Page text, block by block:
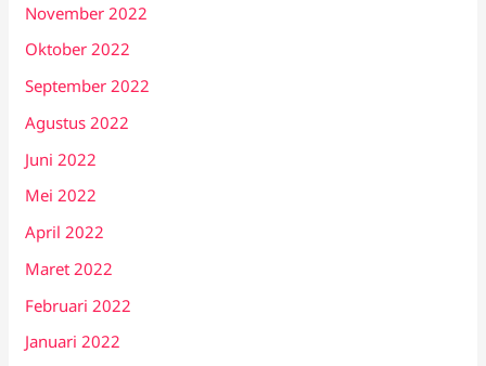
November 2022
Oktober 2022
September 2022
Agustus 2022
Juni 2022
Mei 2022
April 2022
Maret 2022
Februari 2022
Januari 2022